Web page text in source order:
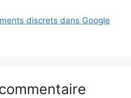
discrets dans Google